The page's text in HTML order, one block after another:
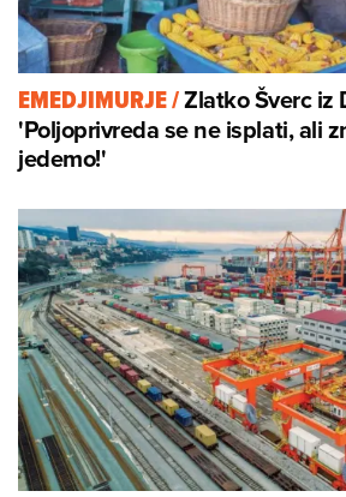
EMEDJIMURJE/Zlatko Šverc iz
'Poljoprivreda se ne isplati, ali
jedemo!'